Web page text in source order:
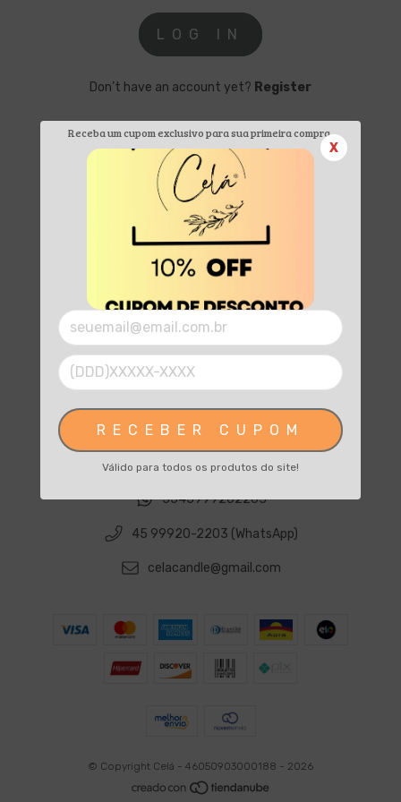
Receba um cupom exclusivo para sua primeira compra.
X
RECEBER CUPOM
Válido para todos os produtos do site!
Don’t have an account yet? Register
Home
Categorias
Contato
Sustentabilidade
Seja um parceiro
5545999202203
45 99920-2203 (WhatsApp)
celacandle@gmail.com
© Copyright Celá - 46050903000188 - 2026